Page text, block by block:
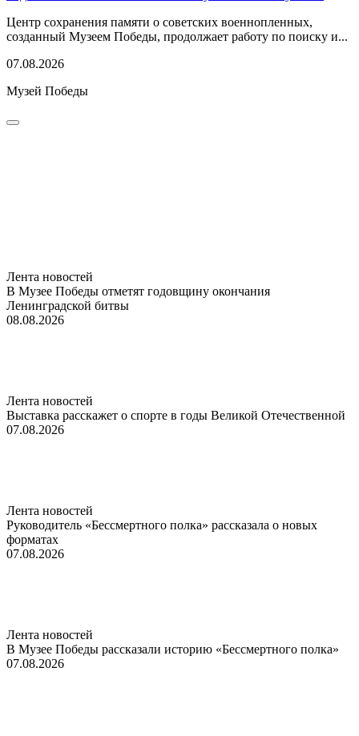
Центр сохранения памяти о советских военнопленных,
созданный Музеем Победы, продолжает работу по поиску и...
07.08.2026
Музей Победы
Лента новостей
В Музее Победы отметят годовщину окончания
Ленинградской битвы
08.08.2026
Лента новостей
Выставка расскажет о спорте в годы Великой Отечественной
07.08.2026
Лента новостей
Руководитель «Бессмертного полка» рассказала о новых
форматах
07.08.2026
Лента новостей
В Музее Победы рассказали историю «Бессмертного полка»
07.08.2026